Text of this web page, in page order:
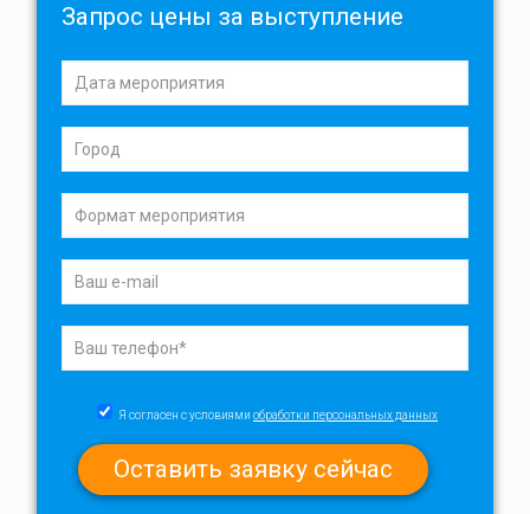
Запрос цены за выступление
Я согласен с условиями обработки персональных данных